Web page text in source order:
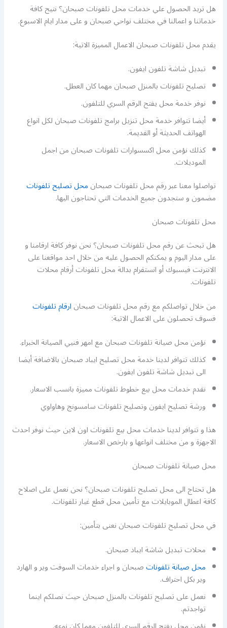
هل تريد الحصول علي خدمات محل تلفونات صبحان؟ نتيح كافة
خدماتنا و اعمالنا في مختلف نواحي صبحان و على مدار ايام الاسبوع.
يقدم محل تلفونات صبحان الاعمال المميزة الاتية:
تبديل شاشة تلفون ايفون.
تصليح تلفونات بالمنزل صبحان مهما كان العطل.
نوفر خدمة محل يفتح الرقم السري للتلفون.
أيضا تتوافر خدمة محل تنزيل برامج تلفونات صبحان لكل انواع
الهواتف الحديثة أو القديمة.
كذلك نؤمن محل اكسسوارات تلفونات صبحان من اجمل
الموديلات.
تواصلوا معنا عبر رقم محل تلفونات صبحانمحل تصليح تلفونات
مضمون و ستجدون جميع الخدمات التي تحتاجون اليها.
محل تلفونات صبحان
هل تبحث عن رقم محل تلفونات صبحان؟ نحن نوفر كافة ارقامنا و
على مدار اليوم و يمكنكم الحصول عليه من خلال احد مواقعنا على
الانترنت فيسبوك أو انستقرام بدالة محل تلفونات أرقام محلات
تلفونات.
من خلال تواصلكم مع رقم محل تلفونات صبحانارقام تلفونات
فسوف تحصلون على الاعمال الاتية:
نؤمن محل صيانة تلفونات صبحان مع امهر فنيي الصيانة الخبراء.
كذلك تتوافر لدينا خدمة محل تصليح ايباد صبحان بالاضافة أيضا
الى تبديل شاشة تلفون ايفون.
نقدم خدمات محل بيع خطوط تلفونات مميزة بانسب الاسعار.
ورشة تصليح ايفون وتصليح تلفونات سامسونج وهاواوي
هذا و تتوافر لدينا خدمات محل بيع تلفونات اون لاين حيث نوفر احدث
الاجهزة و من مختلف انواعها و بارخص الاسعار.
محل صيانة تلفونات صبحان
هل تحتاج الى محل تصليح تلفونات صبحان؟ نحن نعمل على اصلاح
كافة اعطال الموبايلات مع تأمين محل قطع غيار تلفونات.
في محل تصليح تلفونات صبحان نعنى بتأمين:
محلات تبديل شاشة ايباد صبحان.
محل صيانة تلفوناتصبحان و اجراء خدمات السوفت وير و الهارد
وير بكل احتراف.
نعمل على تصليح تلفونات بالمنزل صبحان حيث نصلكم اينما
تواجدتم.